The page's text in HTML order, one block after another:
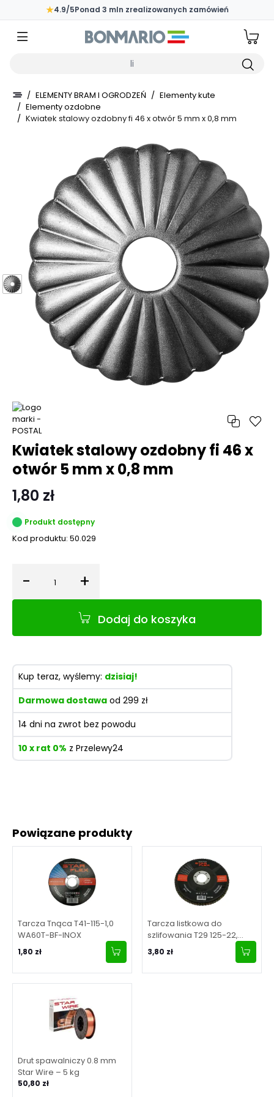
Przejdź do głównej zawartości strony
★4.9/5Ponad 3 mln zrealizowanych zamówień
/ ELEMENTY BRAM I OGRODZEŃ / Elementy kute
/ Elementy ozdobne
/ Kwiatek stalowy ozdobny fi 46 x otwór 5 mm x 0,8 mm
Powiązane produkty
Tarcza Tnąca T41-115-1,0
WA60T-BF-INOX
1,80 zł
Tarcza listkowa do
szlifowania T29 125-22,
granulacja 80
3,80 zł
Drut spawalniczy 0.8 mm
Star Wire – 5 kg
50,80 zł
Kwiatek stalowy ozdobny fi 46 x
otwór 5 mm x 0,8 mm
1,80 zł
Produkt dostępny
Kod produktu: 50.029
- Ilość +
Dodaj do koszyka
Kup teraz, wyślemy: dzisiaj!
Darmowa dostawa od 299 zł
14 dni na zwrot bez powodu
10 x rat 0% z Przelewy24